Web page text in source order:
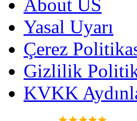
About US
Yasal Uyarı
Çerez
Gizlilik
KVKK